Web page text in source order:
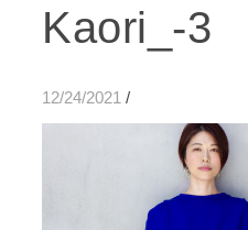
Kaori_-3
12/24/2021 /